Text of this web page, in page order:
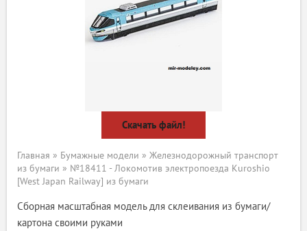
Скачать файл!
Главная » Бумажные модели » Железнодорожный транспорт
из бумаги » №18411 - Локомотив электропоезда Kuroshio
[West Japan Railway] из бумаги
Сборная масштабная модель для склеивания из бумаги/
картона своими руками